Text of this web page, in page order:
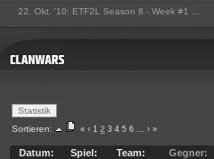
22. Okt. '10: ETF2L Season 8 - Week #1 ...
Sortieren: « ‹ 1 2 3 4 5 6 ... › »
Datum: Spiel: Team: Gegner: